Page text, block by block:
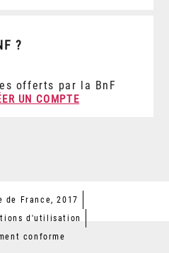
?
offerts par la BnF
UN COMPTE
France, 2017
d'utilisation
conforme